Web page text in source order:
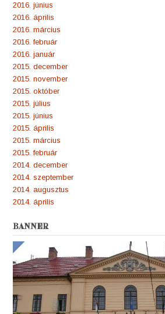
2016. június
2016. április
2016. március
2016. február
2016. január
2015. december
2015. november
2015. október
2015. július
2015. június
2015. április
2015. március
2015. február
2014. december
2014. szeptember
2014. augusztus
2014. április
BANNER